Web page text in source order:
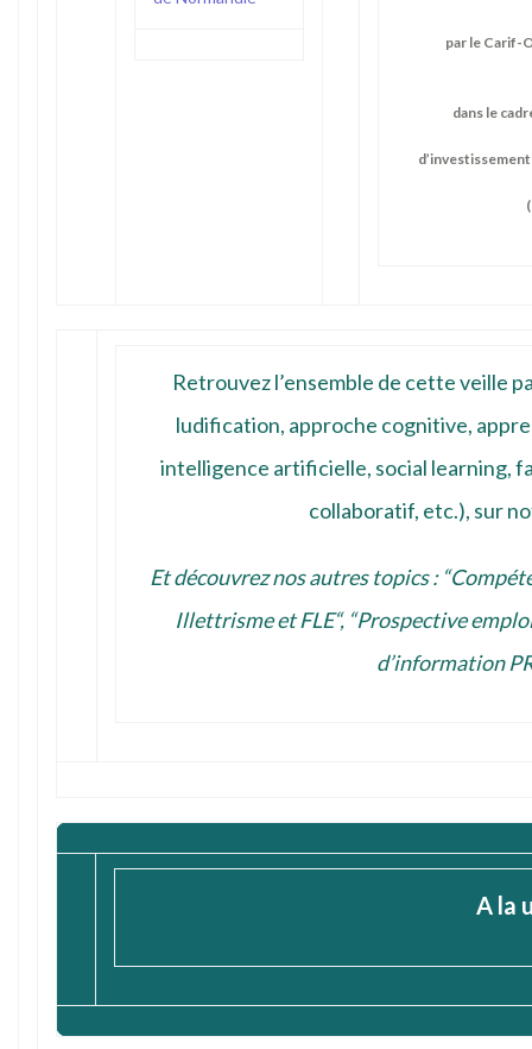
par le Carif-
dans le
Retrouvez l’ensemble de cette veille
ludification, approche cognitive,
intelligence artificielle, social learning,
collaboratif, etc.), sur
Et découvrez nos autres topics : “
Illettrisme et FLE“, “Prospective
d’information
A la